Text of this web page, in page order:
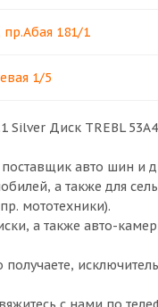
181/1
1/5
Silver Диск TREBL
авто шин и
а также для
мототехники).
а также авто-